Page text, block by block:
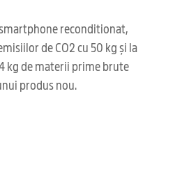
reconditionat,
de CO2 cu 50 kg și la
kg de materii prime brute
produs nou.